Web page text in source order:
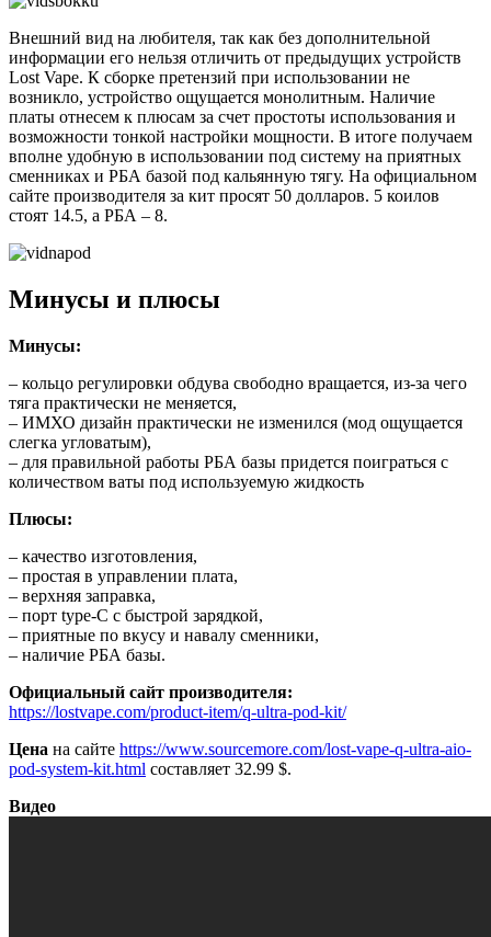
Внешний вид на любителя, так как без дополнительной
информации его нельзя отличить от предыдущих устройств
Lost Vape. К сборке претензий при использовании не
возникло, устройство ощущается монолитным. Наличие
платы отнесем к плюсам за счет простоты использования и
возможности тонкой настройки мощности. В итоге получаем
вполне удобную в использовании под систему на приятных
сменниках и РБА базой под кальянную тягу. На официальном
сайте производителя за кит просят 50 долларов. 5 коилов
стоят 14.5, а РБА – 8.
Минусы и плюсы
Минусы:
– кольцо регулировки обдува свободно вращается, из-за чего
тяга практически не меняется,
– ИМХО дизайн практически не изменился (мод ощущается
слегка угловатым),
– для правильной работы РБА базы придется поиграться с
количеством ваты под используемую жидкость
Плюсы:
– качество изготовления,
– простая в управлении плата,
– верхняя заправка,
– порт type-C с быстрой зарядкой,
– приятные по вкусу и навалу сменники,
– наличие РБА базы.
Официальный сайт производителя:
https://lostvape.com/product-item/q-ultra-pod-kit/
Цена на сайте https://www.sourcemore.com/lost-vape-q-ultra-aio-
pod-system-kit.html составляет 32.99 $.
Видео